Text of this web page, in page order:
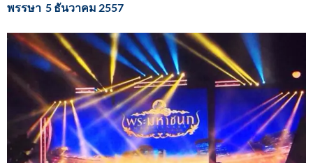
พรรษา 5 ธันวาคม 2557